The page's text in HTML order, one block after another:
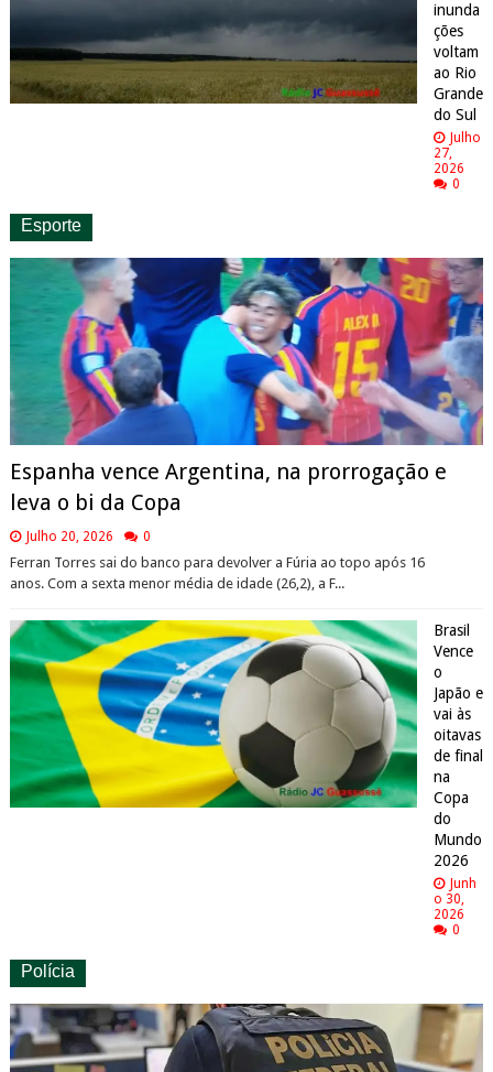
inunda
ções
voltam
ao Rio
Grande
do Sul
Julho
27,
2026
0
Esporte
Espanha vence Argentina, na prorrogação e
leva o bi da Copa
Julho 20, 2026 0
Ferran Torres sai do banco para devolver a Fúria ao topo após 16
anos. Com a sexta menor média de idade (26,2), a F...
Brasil
Vence
o
Japão e
vai às
oitavas
de final
na
Copa
do
Mundo
2026
Junh
o 30,
2026
0
Polícia